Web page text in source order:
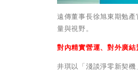
遠傳董事長徐旭東期勉
量與視野。
對內精實營運、對外廣
井琪以「淺談淨零新契